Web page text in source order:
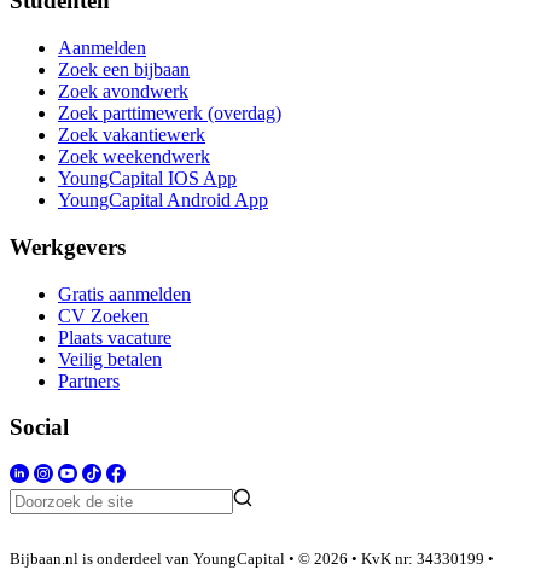
Aanmelden
Zoek een bijbaan
Zoek avondwerk
Zoek parttimewerk (overdag)
Zoek vakantiewerk
Zoek weekendwerk
YoungCapital IOS App
YoungCapital Android App
Werkgevers
Gratis aanmelden
CV Zoeken
Plaats vacature
Veilig betalen
Partners
Social
Bijbaan.nl is onderdeel van YoungCapital • © 2026 • KvK nr: 34330199 •